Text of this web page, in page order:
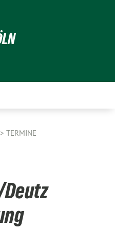
TERMINE